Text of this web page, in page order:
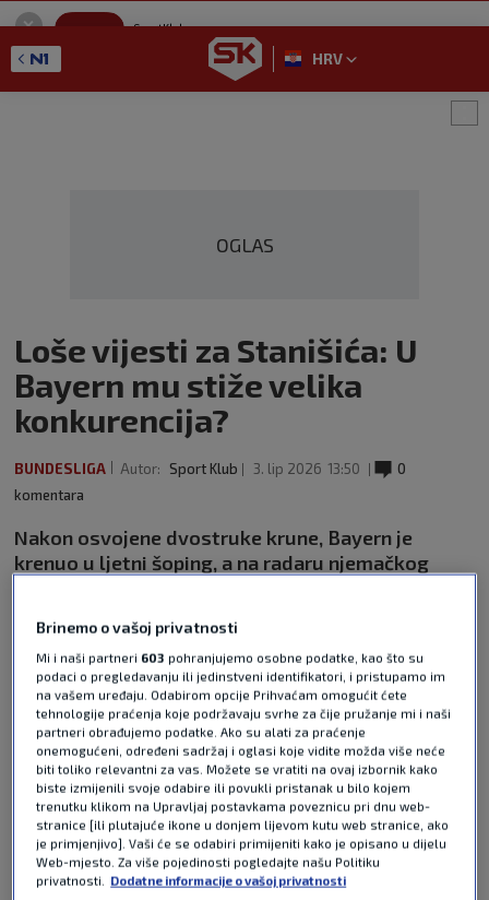
SportKlub
GET - On the Google Play
HRV
OGLAS
Loše vijesti za Stanišića: U
Bayern mu stiže velika
konkurencija?
BUNDESLIGA Autor: Sport Klub 3. lip 2026 13:50
0
komentara
Nakon osvojene dvostruke krune, Bayern je
krenuo u ljetni šoping, a na radaru njemačkog
reprezentativcu Josipu Stanišiću.
Pošalji odgovor
Brinemo o vašoj privatnosti
Mi i naši partneri 603 pohranjujemo osobne podatke, kao što su
podaci o pregledavanju ili jedinstveni identifikatori, i pristupamo im
na vašem uređaju. Odabirom opcije Prihvaćam omogućit ćete
tehnologije praćenja koje podržavaju svrhe za čije pružanje mi i naši
partneri obrađujemo podatke. Ako su alati za praćenje
onemogućeni, određeni sadržaj i oglasi koje vidite možda više neće
biti toliko relevantni za vas. Možete se vratiti na ovaj izbornik kako
biste izmijenili svoje odabire ili povukli pristanak u bilo kojem
trenutku klikom na Upravljaj postavkama poveznicu pri dnu web-
stranice [ili plutajuće ikone u donjem lijevom kutu web stranice, ako
je primjenjivo]. Vaši će se odabiri primijeniti kako je opisano u dijelu
Web-mjesto. Za više pojedinosti pogledajte našu Politiku
privatnosti.
Dodatne informacije o vašoj privatnosti